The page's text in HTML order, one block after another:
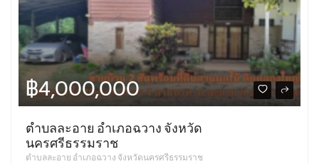
฿4,000,000
ตำบลละอาย อำเภอฉวาง จังหวัด
นครศรีธรรมราช
ตำบลละอาย อำเภอฉวาง จังหวัดนครศรีธรรมราช